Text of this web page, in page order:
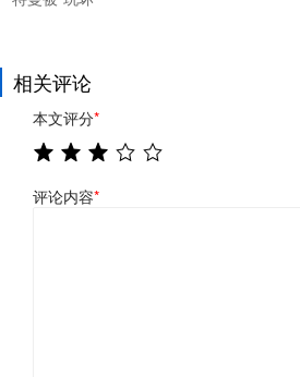
相关评论
本文评分*
评论内容*